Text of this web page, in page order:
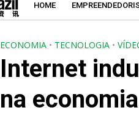
HOME
ECONOMIA • TECNOLOGIA •
Internet
na